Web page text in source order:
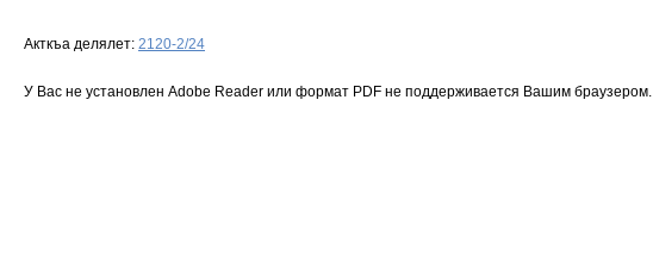
Акткъа делялет: 2120-2/24
У Вас не установлен Adobe Reader или формат PDF не поддерживается Вашим браузером.